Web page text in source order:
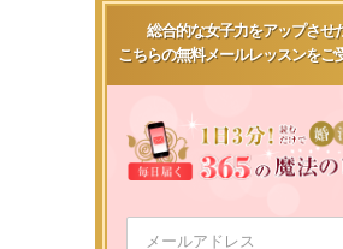
総合的な女子力をアップさせ
こちらの無料メールレッスンをご